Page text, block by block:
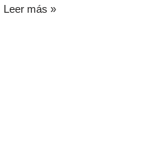
Leer más »